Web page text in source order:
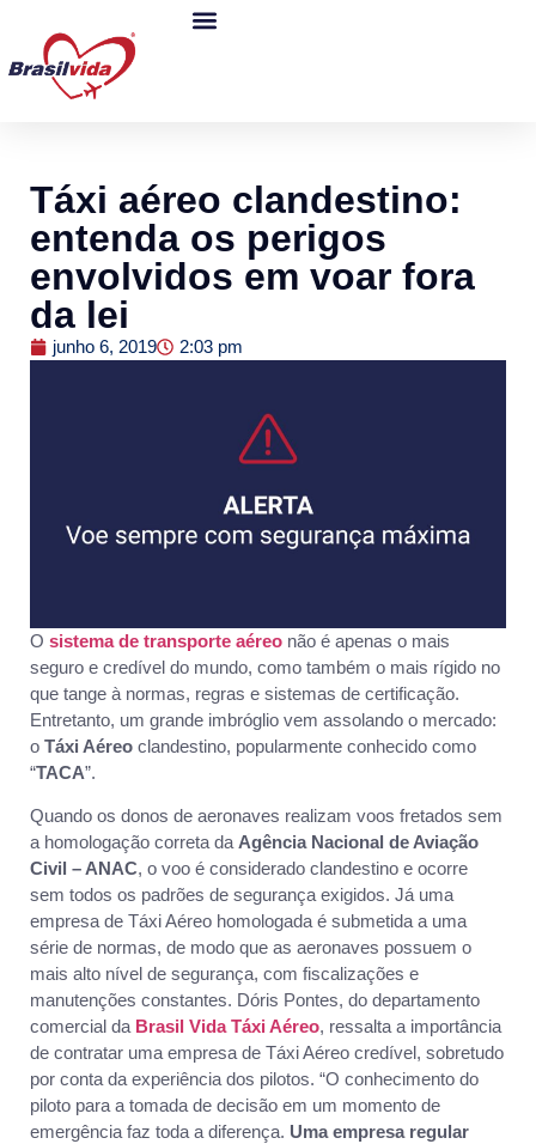
Táxi aéreo clandestino:
entenda os perigos
envolvidos em voar fora
da lei
junho 6, 2019 2:03 pm
O sistema de transporte aéreo não é apenas o mais
seguro e credível do mundo, como também o mais rígido no
que tange à normas, regras e sistemas de certificação.
Entretanto, um grande imbróglio vem assolando o mercado:
o Táxi Aéreo clandestino, popularmente conhecido como
“TACA”.
Quando os donos de aeronaves realizam voos fretados sem
a homologação correta da Agência Nacional de Aviação
Civil – ANAC, o voo é considerado clandestino e ocorre
sem todos os padrões de segurança exigidos. Já uma
empresa de Táxi Aéreo homologada é submetida a uma
série de normas, de modo que as aeronaves possuem o
mais alto nível de segurança, com fiscalizações e
manutenções constantes. Dóris Pontes, do departamento
comercial da Brasil Vida Táxi Aéreo, ressalta a importância
de contratar uma empresa de Táxi Aéreo credível, sobretudo
por conta da experiência dos pilotos. “O conhecimento do
piloto para a tomada de decisão em um momento de
emergência faz toda a diferença. Uma empresa regular